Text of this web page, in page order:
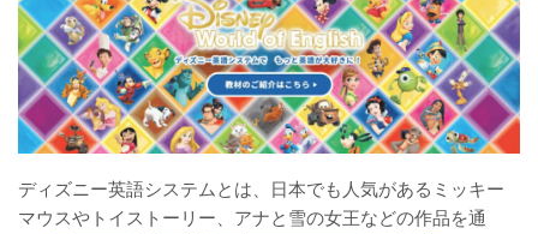
ディズニー英語システムとは、日本でも人気があるミッキー
マウスやトイストーリー、アナと雪の女王などの作品を通